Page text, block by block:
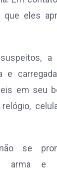
que eles
a
e
em seu
se
arma e